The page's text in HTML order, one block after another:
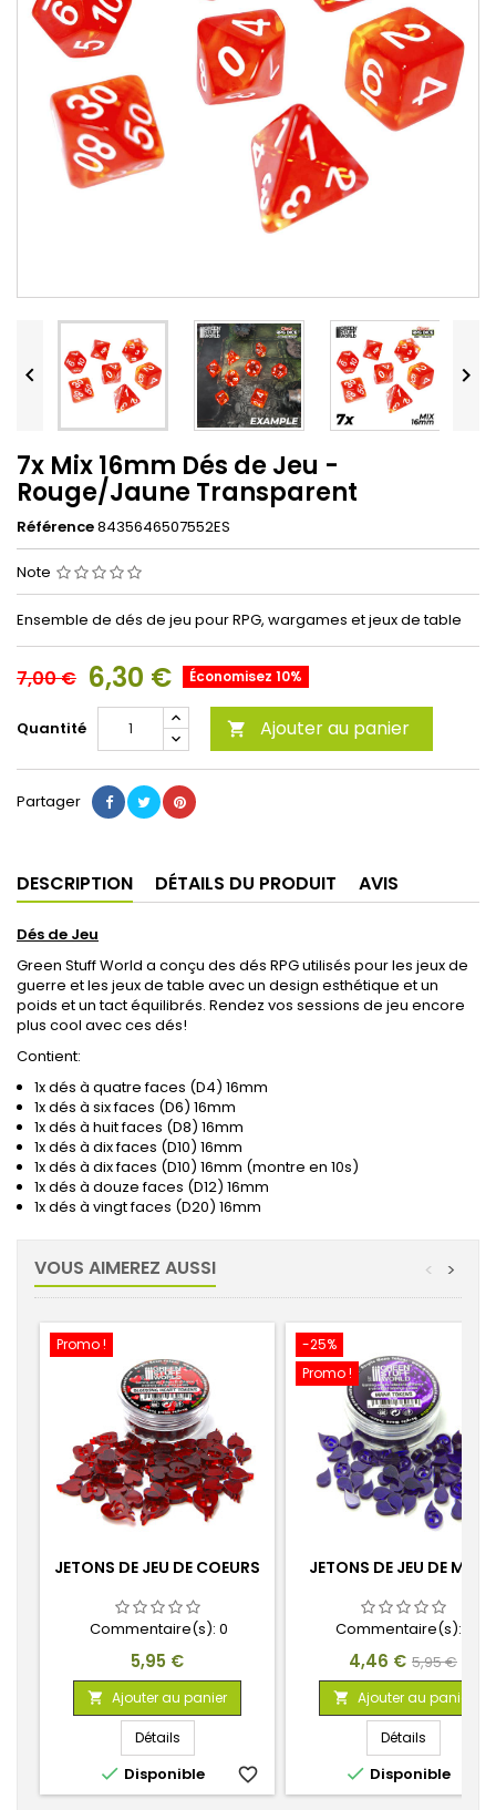
 
7x Mix 16mm Dés de Jeu -
Rouge/Jaune Transparent
Référence8435646507552ES
Note
Ensemble de dés de jeu pour RPG, wargames et jeux de table
7,00 € 6,30 € Économisez 10%
Quantité  Ajouter au panier
Partager
DESCRIPTION DÉTAILS DU PRODUIT AVIS
Dés de Jeu
Green Stuff World a conçu des dés RPG utilisés pour les jeux de
guerre et les jeux de table avec un design esthétique et un
poids et un tact équilibrés. Rendez vos sessions de jeu encore
plus cool avec ces dés!
Contient:
1x dés à quatre faces (D4) 16mm
1x dés à six faces (D6) 16mm
1x dés à huit faces (D8) 16mm
1x dés à dix faces (D10) 16mm
1x dés à dix faces (D10) 16mm (montre en 10s)
1x dés à douze faces (D12) 16mm
1x dés à vingt faces (D20) 16mm
VOUS AIMEREZ AUSSI >
<
Promo !
JETONS DE JEU DE COEURS
Commentaire(s): 0
Prix
5,95 €
 Ajouter au panier
Détails
 Disponible favorite_border
-25%
Promo !
JETONS DE JEU DE
Commentaire(s):
Prix
4,46 € Prix
de
base
5,95 €
 Ajouter au panier
Détails
 Disponible